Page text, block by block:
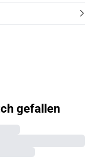
gefallen